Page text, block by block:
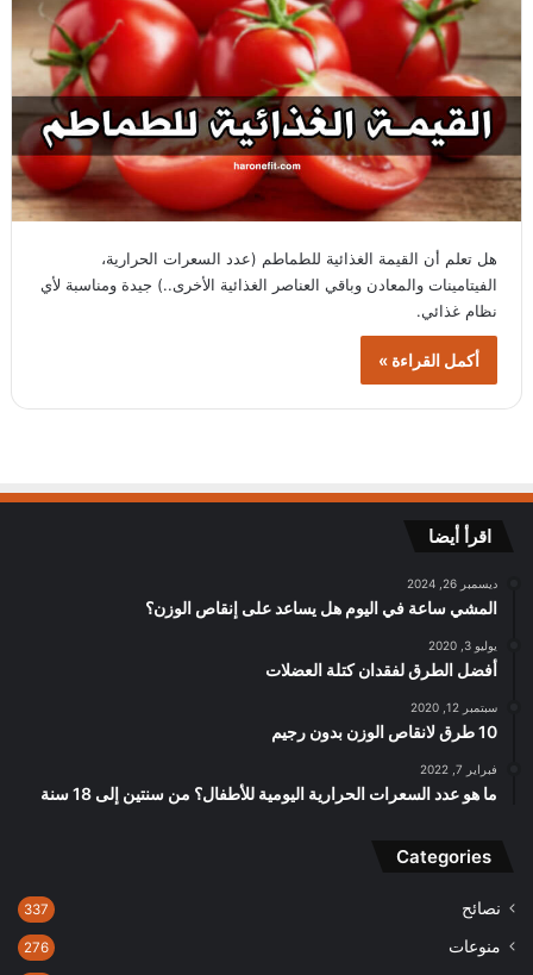
هل تعلم أن القيمة الغذائية للطماطم (عدد السعرات الحرارية،
الفيتامينات والمعادن وباقي العناصر الغذائية الأخرى..) جيدة ومناسبة لأي
نظام غذائي.
أكمل القراءة »
اقرأ أيضا
ديسمبر 26, 2024
المشي ساعة في اليوم هل يساعد على إنقاص الوزن؟
يوليو 3, 2020
أفضل الطرق لفقدان كتلة العضلات
سبتمبر 12, 2020
10 طرق لانقاص الوزن بدون رجيم
فبراير 7, 2022
ما هو عدد السعرات الحرارية اليومية للأطفال؟ من سنتين إلى 18 سنة
Categories
نصائح 337
منوعات 276